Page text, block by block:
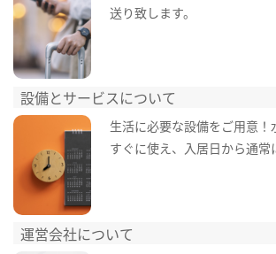
送り致します。
設備とサービスについて
生活に必要な設備をご用意！
すぐに使え、入居日から通常
運営会社について